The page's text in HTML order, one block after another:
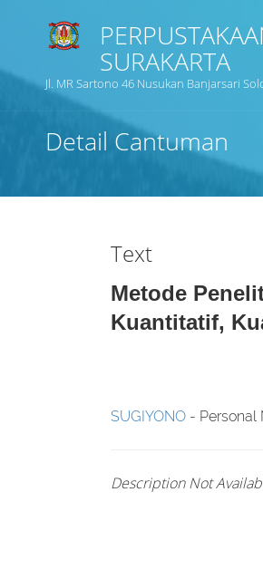
SURAKARTA
Jl. MR Sartono 46 Nusukan Banjarsari
Detail Cantuman
Text
Metode
Kuantitatif,
SUGIYONO - Personal
Description Not